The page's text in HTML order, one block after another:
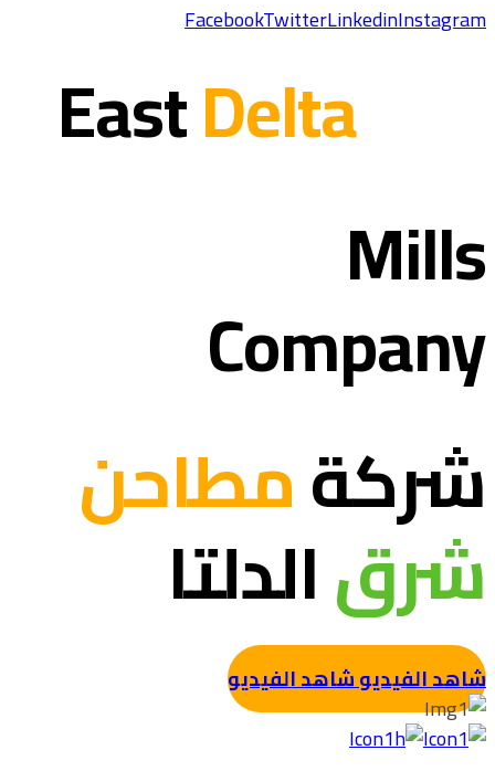
FacebookTwitterLinkedinInstagram
Delta
Mills
Company
شركةمطاحن
شرقالدلتا
شاهد الفيديوشاهد الفيديو